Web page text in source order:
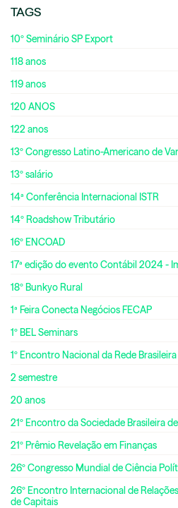
TAGS
10º Seminário SP Export
118 anos
119 anos
120 ANOS
122 anos
13º Congresso Latino-Americano de
13º salário
14ª Conferência Internacional ISTR
14º Roadshow Tributário
16º ENCOAD
17ª edição do evento Contábil 2024 -
18º Bunkyo Rural
1ª Feira Conecta Negócios FECAP
1º BEL Seminars
1º Encontro Nacional da Rede
2 semestre
20 anos
21º Encontro da Sociedade Brasileira
21º Prêmio Revelação em Finanças
26º Congresso Mundial de Ciência
26º Encontro Internacional de
de Capitais